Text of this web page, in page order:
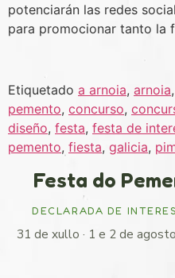
potenciarán las redes
para promocionar tanto la
Etiquetado a arnoia, arnoia,
pemento, concurso,
diseño, festa, festa de
pemento, fiesta, galicia,
Festa do
DECLARADA DE
31 de xullo · 1 e 2 de